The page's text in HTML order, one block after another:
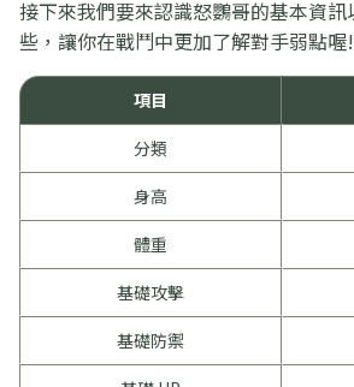
接下來我們要來認識怒鸚哥的基本資
些，讓你在戰鬥中更加了解對手弱點喔!
項目
分類
身高
體重
基礎攻擊
基礎防禦